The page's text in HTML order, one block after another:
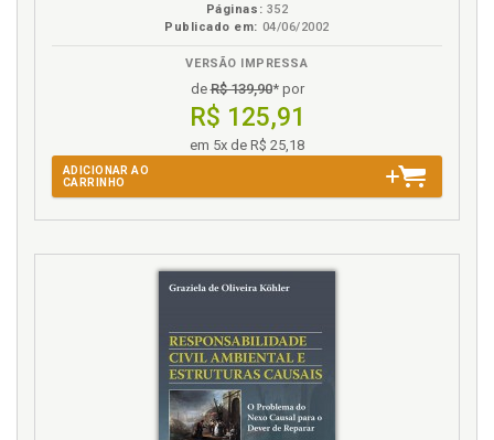
Páginas: 352
Publicado em: 04/06/2002
VERSÃO IMPRESSA
deR$ 139,90* por
R$ 125,91
em 5x de R$ 25,18
ADICIONAR AO
CARRINHO